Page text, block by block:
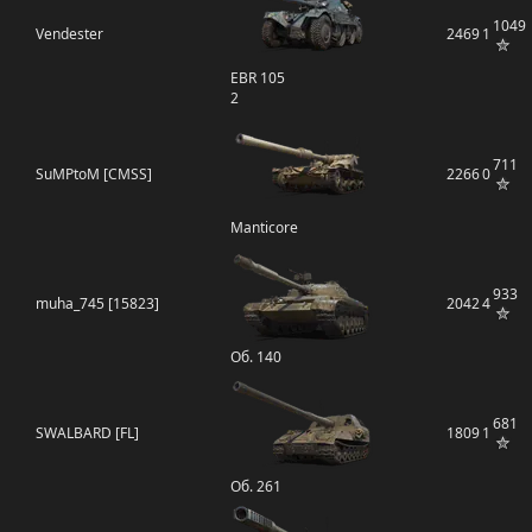
Vendester
EBR 105
2
24691 1049
SuMPtoM [CMSS]
Manticore
22660711
muha_745 [15823]
Об. 140
20424933
SWALBARD [FL]
Об. 261
18091 681